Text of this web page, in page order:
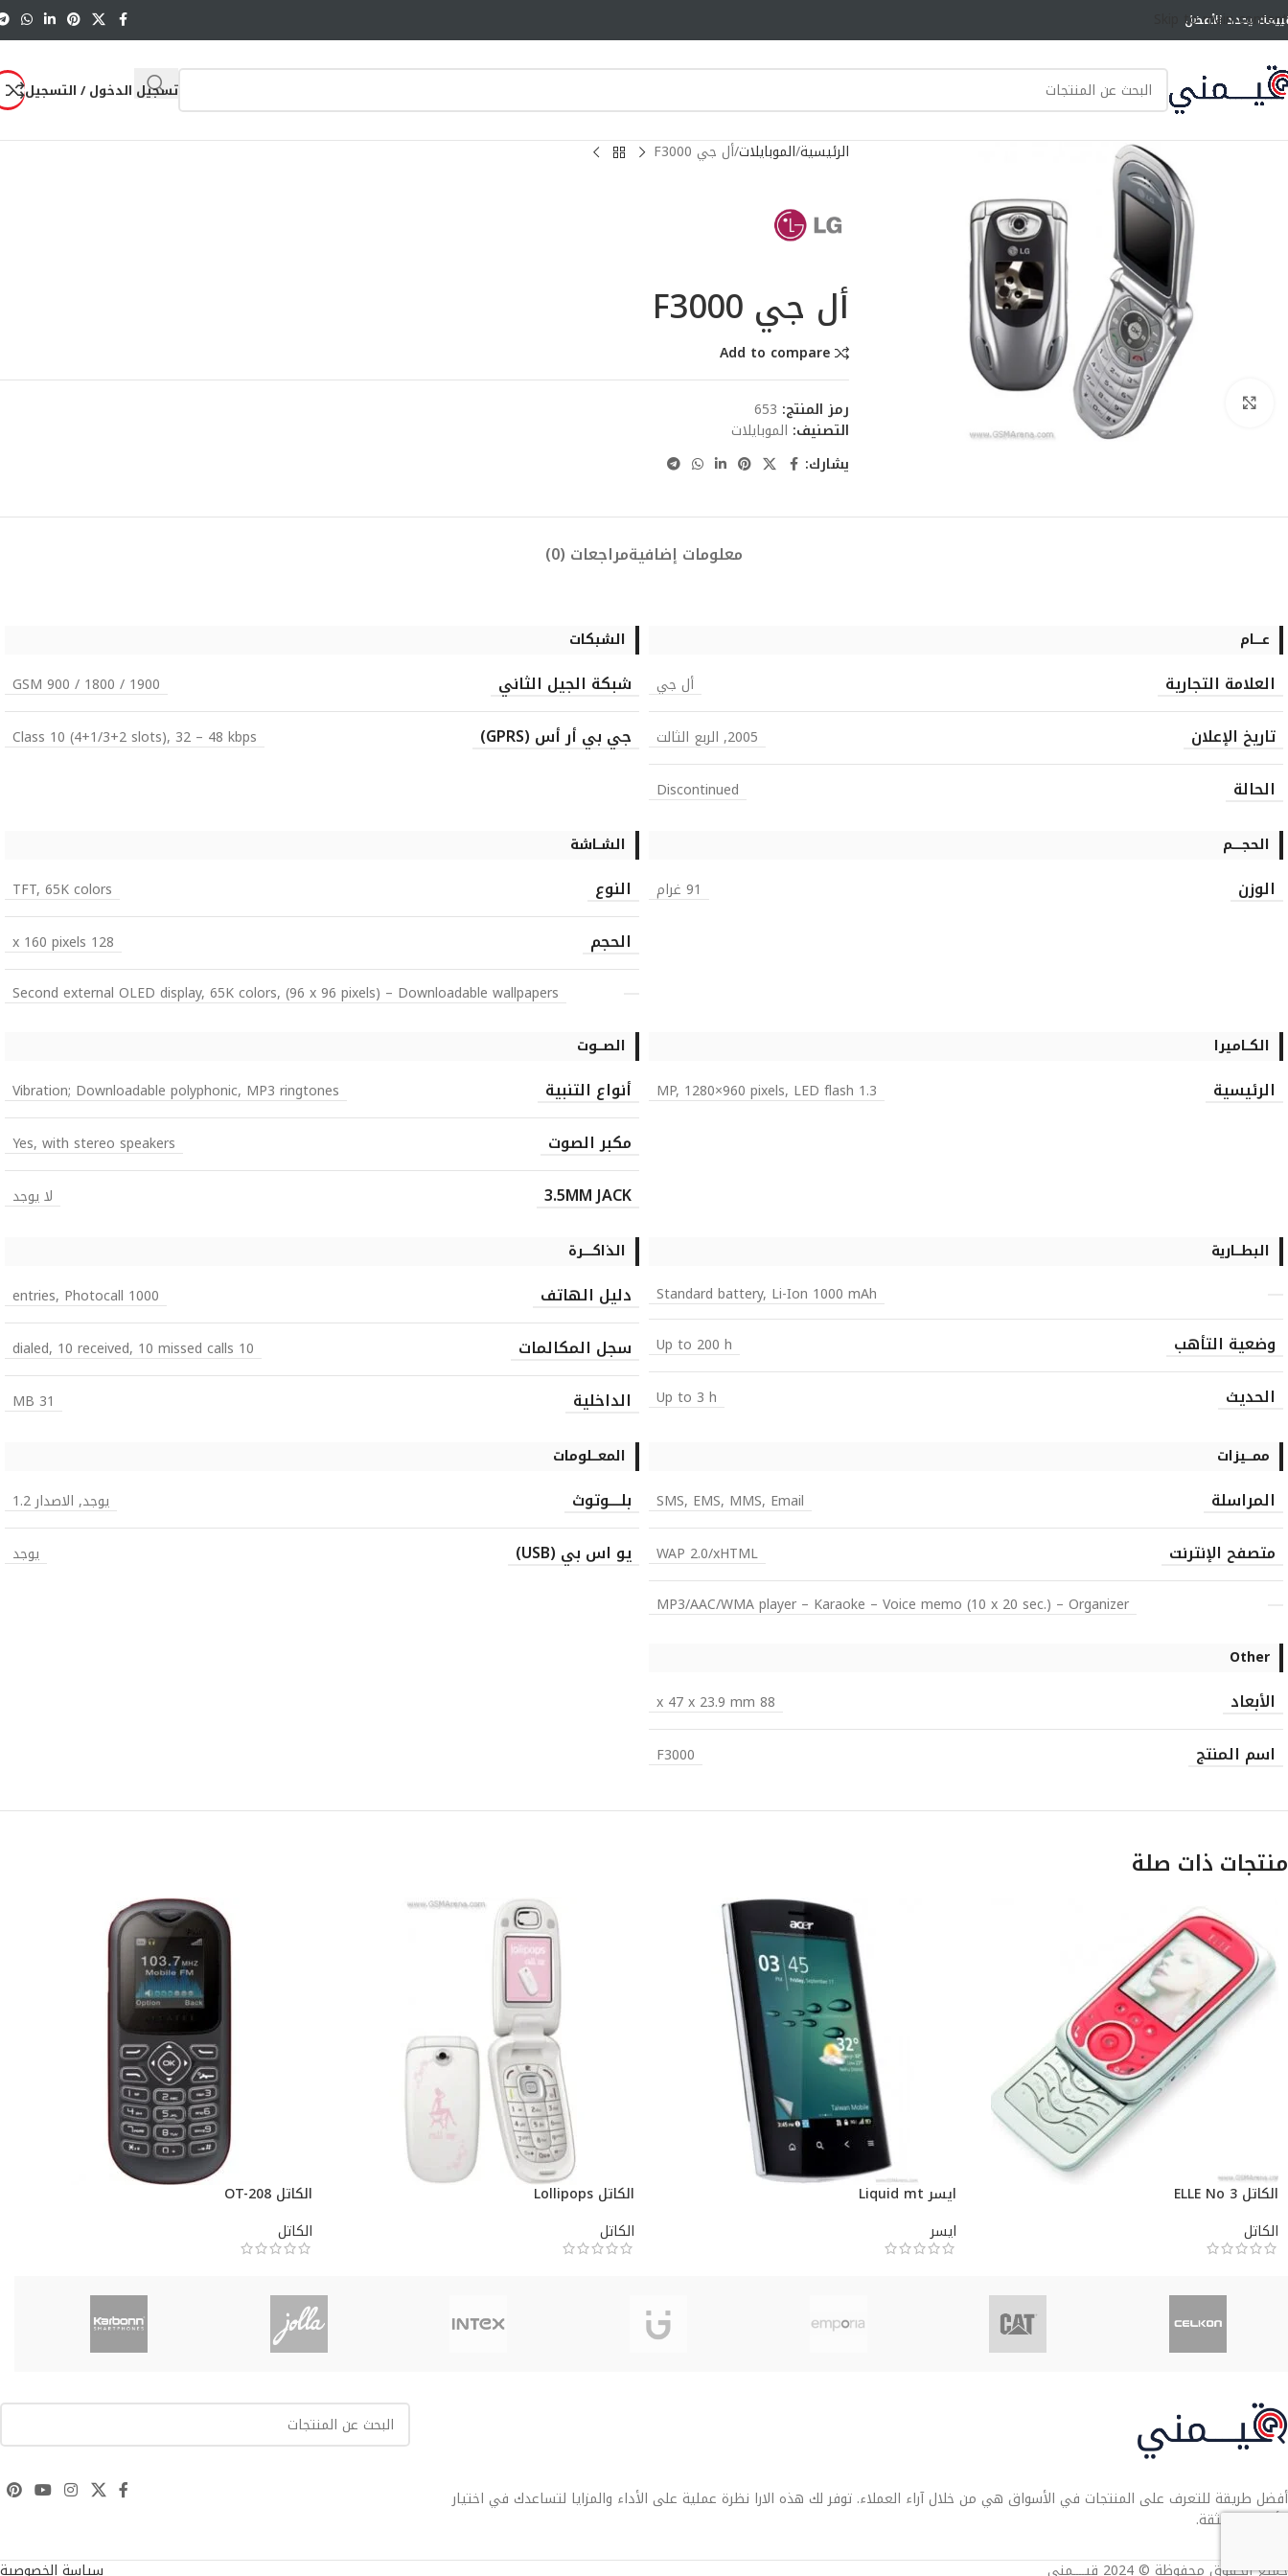
Skip to main content
يحدد الأفضل
تسجيل الدخول / التسجيل
الرئيسية الموبايلاتأل جي F3000
أل جي F3000
Add to compare
رمز المنتج: 653
التصنيف: الموبايلات
يشارك:
معلومات إضافيةمراجعات (0)
عــــام
العلامة التجارية أل جي
تاريخ الإعلان 2005, الربع الثالت
الحالة Discontinued
الشبكات
شبكة الجيل الثاني GSM 900 / 1800 / 1900
جي بي أر أس (GPRS) Class 10 (4+1/3+2 slots), 32 – 48 kbps
الحجـــــم
الوزن 91 غرام
الشــاشة
النوع TFT, 65K colors
الحجم
128 x 160 pixels
Second external OLED display, 65K colors, (96 x 96 pixels) – Downloadable wallpapers
الكــاميرا
الرئيسية 1.3 MP, 1280×960 pixels, LED flash
الصـــوت
أنواع التنبية Vibration; Downloadable polyphonic, MP3 ringtones
مكبر الصوت Yes, with stereo speakers
3.5MM JACK لا يوجد
البطـــارية
Standard battery, Li-Ion 1000 mAh
وضعية التأهب Up to 200 h
الحديث Up to 3 h
الذاكـــــرة
دليل الهاتف 1000 entries, Photocall
سجل المكالمات 10 dialed, 10 received, 10 missed calls
الداخلية 31 MB
ممـــيزات
المراسلة SMS, EMS, MMS, Email
متصفح الإنترنت
WAP 2.0/xHTML
MP3/AAC/WMA player – Karaoke – Voice memo (10 x 20 sec.) – Organizer
المعـــلومات
بلــــوتوث يوجد, الاصدار 1.2
يو اس بي (USB) يوجد
Other
الأبعاد 88 x 47 x 23.9 mm
اسم المنتج F3000
منتجات ذات صلة
الكاتل ELLE No 3
الكاتل
ايسر Liquid mt
ايسر
الكاتل Lollipops
الكاتل
الكاتل OT-208
الكاتل
أفضل طريقة للتعرف على المنتجات في الأسواق هي من خلال آراء العملاء. توفر لك هذه الارا نظرة عملية على الأداء والمزايا لتساعدك في اختيار
الأنسب لك بثقة.
جميع الحقوق محفوظة © 2024 قيــــمني
سياسة الخصوصية